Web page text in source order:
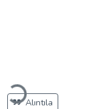
Loading...
Alıntıla